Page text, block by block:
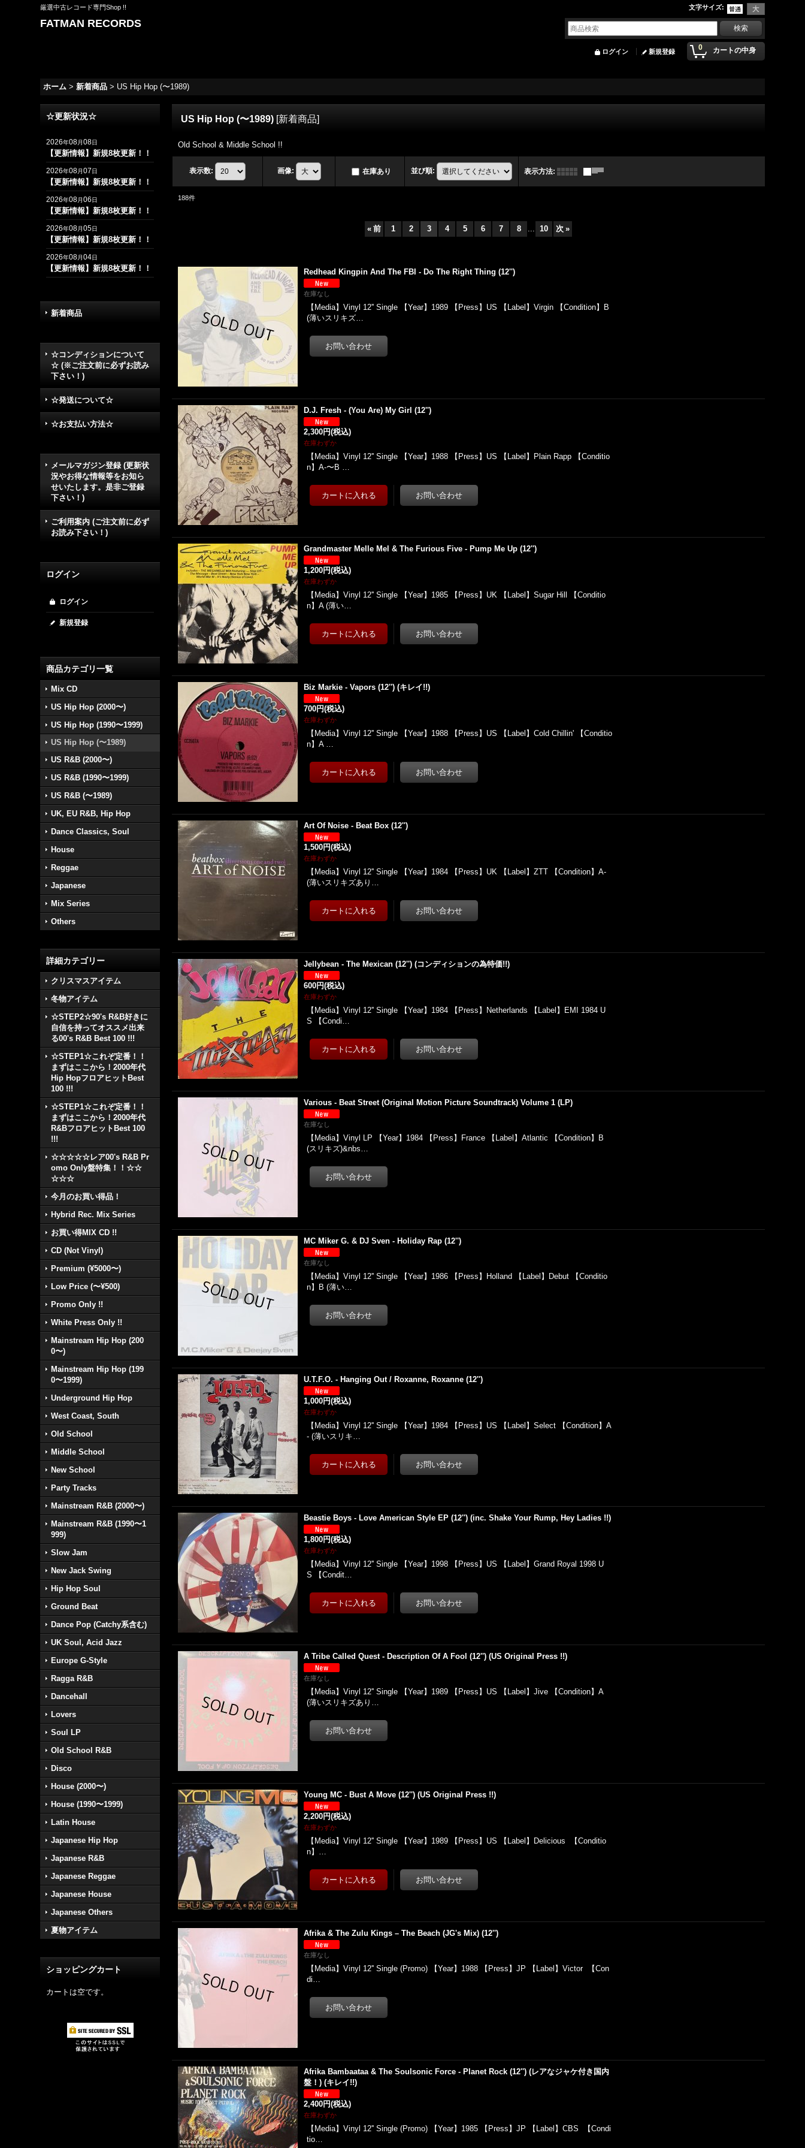
厳選中古レコード専門Shop !! 文字サイズ:
FATMAN RECORDS
0 カートの中身
ログイン 新規登録
ホーム > 新着商品 > US Hip Hop (〜1989)
☆更新状況☆
2026年08月08日
【更新情報】新規8枚更新！！
2026年08月07日
【更新情報】新規8枚更新！！
2026年08月06日
【更新情報】新規8枚更新！！
2026年08月05日
【更新情報】新規8枚更新！！
2026年08月04日
【更新情報】新規8枚更新！！
新着商品
☆コンディションについて
☆ (※ご注文前に必ずお読み
下さい！)
☆発送について☆
☆お支払い方法☆
メールマガジン登録 (更新状
況やお得な情報等をお知ら
せいたします。是非ご登録
下さい！)
ご利用案内 (ご注文前に必ず
お読み下さい！)
ログイン
ログイン
新規登録
商品カテゴリ一覧
Mix CD
US Hip Hop (2000〜)
US Hip Hop (1990〜1999)
US Hip Hop (〜1989)
US R&B (2000〜)
US R&B (1990〜1999)
US R&B (〜1989)
UK, EU R&B, Hip Hop
Dance Classics, Soul
House
Reggae
Japanese
Mix Series
Others
詳細カテゴリー
クリスマスアイテム
冬物アイテム
☆STEP2☆90's R&B好きに
自信を持ってオススメ出来
る00's R&B Best 100 !!!
☆STEP1☆これぞ定番！！
まずはここから！2000年代
Hip HopフロアヒットBest
100 !!!
☆STEP1☆これぞ定番！！
まずはここから！2000年代
R&BフロアヒットBest 100
!!!
☆☆☆☆☆レア00's R&B Pr
omo Only盤特集！！☆☆
☆☆☆
今月のお買い得品！
Hybrid Rec. Mix Series
お買い得MIX CD !!
CD (Not Vinyl)
Premium (¥5000〜)
Low Price (〜¥500)
Promo Only !!
White Press Only !!
Mainstream Hip Hop (200
0〜)
Mainstream Hip Hop (199
0〜1999)
Underground Hip Hop
West Coast, South
Old School
Middle School
New School
Party Tracks
Mainstream R&B (2000〜)
Mainstream R&B (1990〜1
999)
Slow Jam
New Jack Swing
Hip Hop Soul
Ground Beat
Dance Pop (Catchy系含む)
UK Soul, Acid Jazz
Europe G-Style
Ragga R&B
Dancehall
Lovers
Soul LP
Old School R&B
Disco
House (2000〜)
House (1990〜1999)
Latin House
Japanese Hip Hop
Japanese R&B
Japanese Reggae
Japanese House
Japanese Others
夏物アイテム
ショッピングカート
カートは空です。
US Hip Hop (〜1989) [新着商品]
Old School & Middle School !!
表示数: 画像: 在庫あり 並び順: 表示方法:
188件
« 前 1 2 3 4 5 6 7 8 ... 10 次 »
Redhead Kingpin And The FBI - Do The Right Thing (12'')
在庫なし
【Media】Vinyl 12'' Single 【Year】1989 【Press】US 【Label】Virgin 【Condition】B
(薄いスリキズ…
D.J. Fresh - (You Are) My Girl (12'')
2,300円(税込)
在庫わずか
【Media】Vinyl 12'' Single 【Year】1988 【Press】US 【Label】Plain Rapp 【Conditio
n】A-〜B …
Grandmaster Melle Mel & The Furious Five - Pump Me Up (12'')
1,200円(税込)
在庫わずか
【Media】Vinyl 12'' Single 【Year】1985 【Press】UK 【Label】Sugar Hill 【Conditio
n】A (薄い…
Biz Markie - Vapors (12'') (キレイ!!)
700円(税込)
在庫わずか
【Media】Vinyl 12'' Single 【Year】1988 【Press】US 【Label】Cold Chillin' 【Conditio
n】A …
Art Of Noise - Beat Box (12'')
1,500円(税込)
在庫わずか
【Media】Vinyl 12'' Single 【Year】1984 【Press】UK 【Label】ZTT 【Condition】A-
(薄いスリキズあり…
Jellybean - The Mexican (12'') (コンディションの為特価!!)
600円(税込)
在庫わずか
【Media】Vinyl 12'' Single 【Year】1984 【Press】Netherlands 【Label】EMI 1984 U
S 【Condi…
Various - Beat Street (Original Motion Picture Soundtrack) Volume 1 (LP)
在庫なし
【Media】Vinyl LP 【Year】1984 【Press】France 【Label】Atlantic 【Condition】B
(スリキズ)&nbs…
MC Miker G. & DJ Sven - Holiday Rap (12'')
在庫なし
【Media】Vinyl 12'' Single 【Year】1986 【Press】Holland 【Label】Debut 【Conditio
n】B (薄い…
U.T.F.O. - Hanging Out / Roxanne, Roxanne (12'')
1,000円(税込)
在庫わずか
【Media】Vinyl 12'' Single 【Year】1984 【Press】US 【Label】Select 【Condition】A
- (薄いスリキ…
Beastie Boys - Love American Style EP (12'') (inc. Shake Your Rump, Hey Ladies !!)
1,800円(税込)
在庫わずか
【Media】Vinyl 12'' Single 【Year】1998 【Press】US 【Label】Grand Royal 1998 U
S 【Condit…
A Tribe Called Quest - Description Of A Fool (12'') (US Original Press !!)
在庫なし
【Media】Vinyl 12'' Single 【Year】1989 【Press】US 【Label】Jive 【Condition】A
(薄いスリキズあり…
Young MC - Bust A Move (12'') (US Original Press !!)
2,200円(税込)
在庫わずか
【Media】Vinyl 12'' Single 【Year】1989 【Press】US 【Label】Delicious 【Conditio
n】…
Afrika & The Zulu Kings – The Beach (JG's Mix) (12'')
在庫なし
【Media】Vinyl 12'' Single (Promo) 【Year】1988 【Press】JP 【Label】Victor 【Con
di…
Afrika Bambaataa & The Soulsonic Force - Planet Rock (12'') (レアなジャケ付き国内
盤！) (キレイ!!)
2,400円(税込)
在庫わずか
【Media】Vinyl 12'' Single (Promo) 【Year】1985 【Press】JP 【Label】CBS 【Condi
tio…